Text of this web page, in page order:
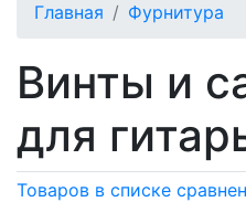
Главная Фурнитура
Винты и
для
Товаров в списке